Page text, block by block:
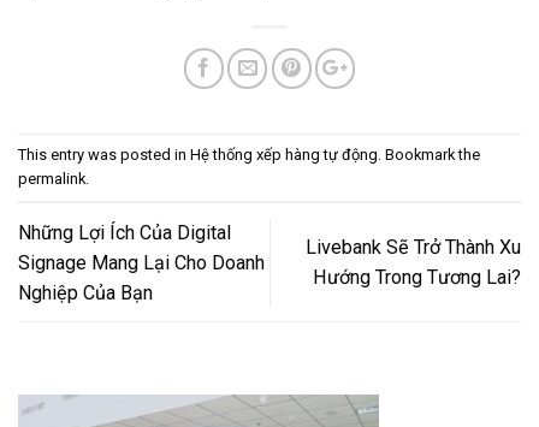
This entry was posted in Hệ thống xếp hàng tự động . Bookmark the
permalink
Những Lợi Ích Của Digital
Signage Mang Lại Cho Doanh
Nghiệp Của Bạn
Livebank Sẽ Trở Thành Xu
Hướng Trong Tương Lai?